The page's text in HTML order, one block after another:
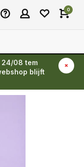
0
24/08 tem
blijft